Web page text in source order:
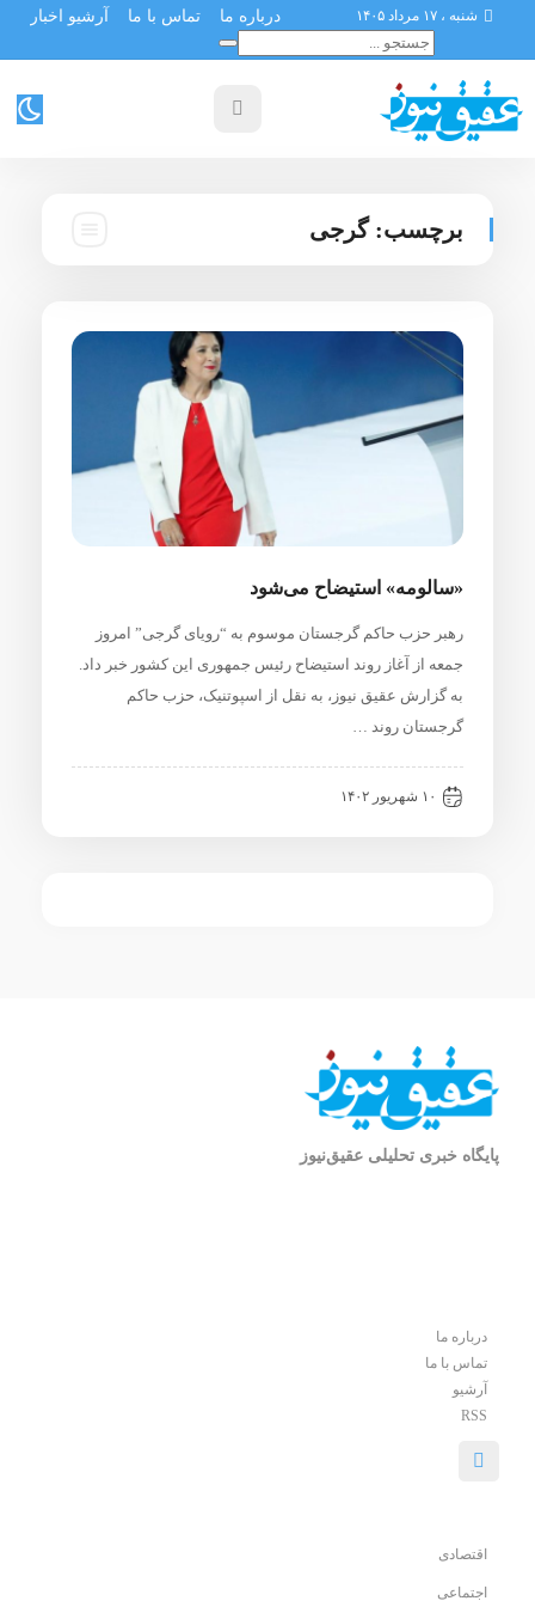
شنبه ، ۱۷ مرداد ۱۴۰۵ درباره ما تماس با ما آرشیو اخبار
برچسب:گرجی
«سالومه» استیضاح می‌شود
رهبر حزب حاکم گرجستان موسوم به “رویای گرجی” امروز
جمعه از آغاز روند استیضاح رئیس جمهوری این کشور خبر داد.
به گزارش عقیق نیوز، به نقل از اسپوتنیک، حزب حاکم
گرجستان روند …
۱۰ شهریور ۱۴۰۲
پایگاه خبری تحلیلی عقیق‌نیوز
درباره ما
تماس با ما
آرشیو
RSS
اقتصادی
اجتماعی